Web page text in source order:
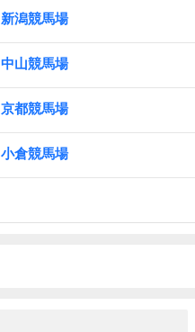
新潟競馬場
中山競馬場
京都競馬場
小倉競馬場